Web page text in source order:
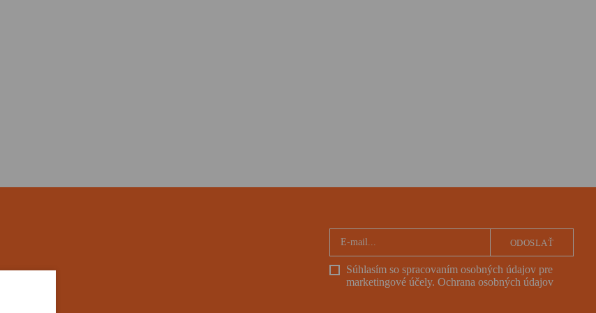
Súhlasím so spracovaním osobných údajov pre
marketingové účely. Ochrana osobných údajov
ODOSLAŤ